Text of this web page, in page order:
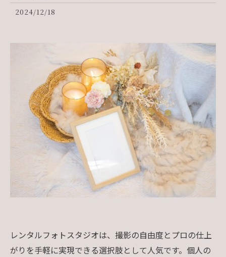
2024/12/18
レンタルフォトスタジオは、撮影の自由度とプロの仕上
がりを手軽に実現できる選択肢として人気です。個人の